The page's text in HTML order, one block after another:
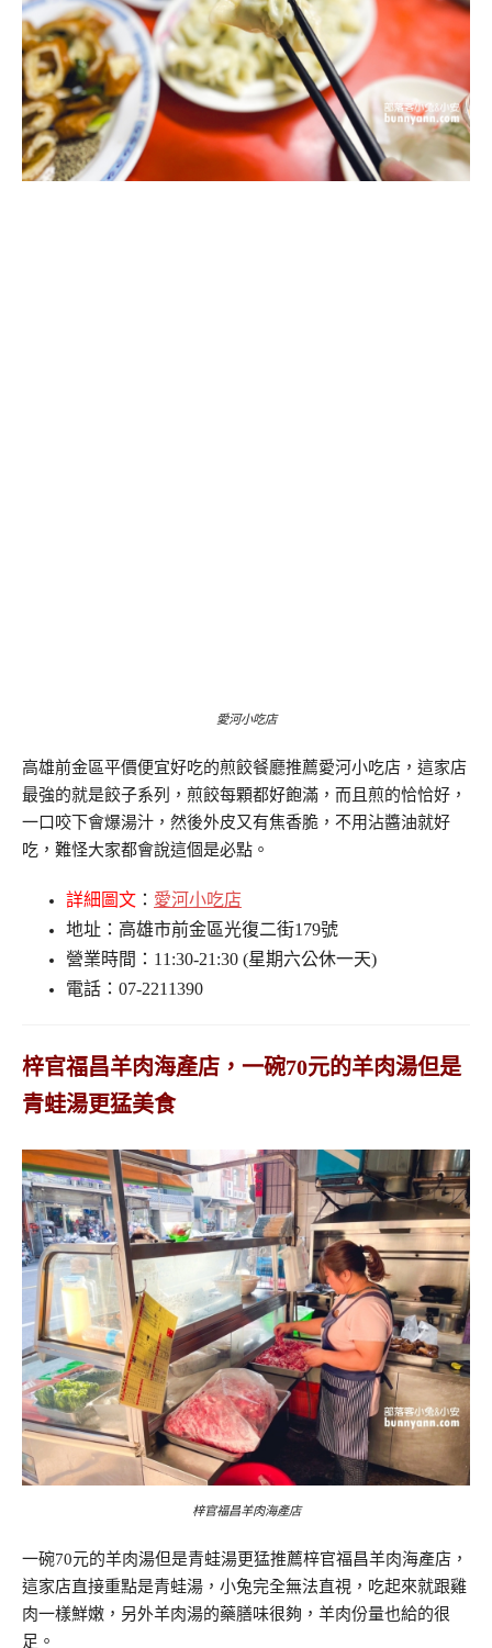
愛河小吃店
高雄前金區平價便宜好吃的煎餃餐廳推薦愛河小吃店，這家店
最強的就是餃子系列，煎餃每顆都好飽滿，而且煎的恰恰好，
一口咬下會爆湯汁，然後外皮又有焦香脆，不用沾醬油就好
吃，難怪大家都會說這個是必點。
詳細圖文 ： 愛河小吃店
地址：高雄市前金區光復二街179號
營業時間：11:30-21:30 (星期六公休一天)
電話：07-2211390
梓官福昌羊肉海產店，一碗70元的羊肉湯但是
青蛙湯更猛美食
梓官福昌羊肉海產店
一碗70元的羊肉湯但是青蛙湯更猛推薦梓官福昌羊肉海產店，
這家店直接重點是青蛙湯，小兔完全無法直視，吃起來就跟雞
肉一樣鮮嫩，另外羊肉湯的藥膳味很夠，羊肉份量也給的很
足。